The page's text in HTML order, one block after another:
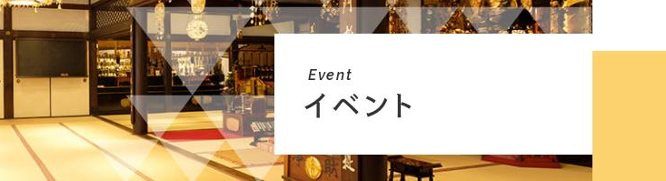
Event
イベント